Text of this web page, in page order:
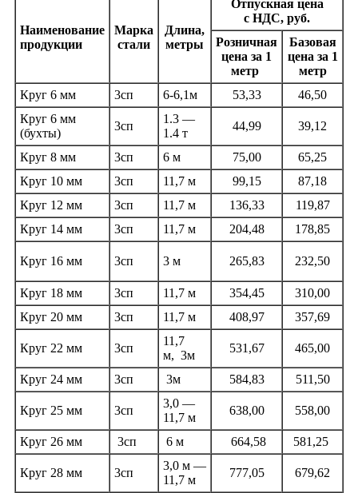
Наименование
продукции
Марка
стали
Длина,
метры
Отпускная цена
с НДС, руб.
Розничная
цена за 1
метр
Базовая
цена за 1
метр
Круг 6 мм
3сп 6-6,1м 53,33
46,50
Круг 6 мм
(бухты)
3сп
1.3 —
1.4 т
44,99 39,12
Круг 8 мм 3сп 6 м 75,00
65,25
Круг 10 мм
3сп 11,7 м 99,15
87,18
Круг 12 мм
3сп 11,7 м 136,33
119,87
Круг 14 мм
3сп 11,7 м 204,48 178,85
Круг 16 мм 3сп 3 м 265,83 232,50
Круг 18 мм 3сп 11,7 м 354,45
310,00
Круг 20 мм
3сп 11,7 м 408,97 357,69
Круг 22 мм 3сп
11,7
м, 3м
531,67 465,00
Круг 24 мм 3сп 3м 584,83 511,50
Круг 25 мм 3сп
3,0 —
11,7 м
638,00 558,00
Круг 26 мм 3сп 6 м 664,58 581,25
Круг 28 мм 3сп
3,0 м —
11,7 м
777,05 679,62